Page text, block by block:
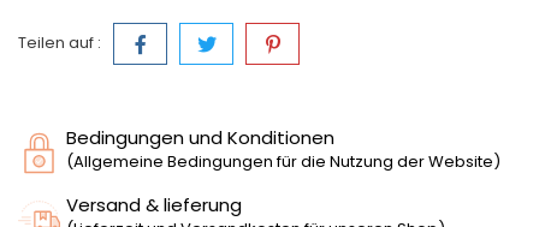
Teilen auf :
Bedingungen und Konditionen
(Allgemeine Bedingungen für die Nutzung der Website)
Versand & lieferung